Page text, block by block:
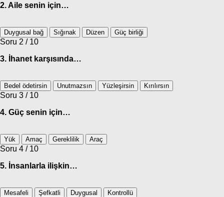
2. Aile senin için…
Duygusal bağ Sığınak Düzen Güç birliği
Soru 2 / 10
3. İhanet karşısında…
Bedel ödetirsin Unutmazsın Yüzleşirsin Kırılırsın
Soru 3 / 10
4. Güç senin için…
Yük Amaç Gereklilik Araç
Soru 4 / 10
5. İnsanlarla ilişkin…
Mesafeli Şefkatli Duygusal Kontrollü